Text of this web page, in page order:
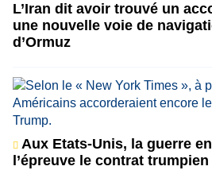
L’Iran dit avoir trouvé un
une nouvelle voie de
d’Ormuz
Aux Etats-Unis, la guerre
l’épreuve le contrat trumpien